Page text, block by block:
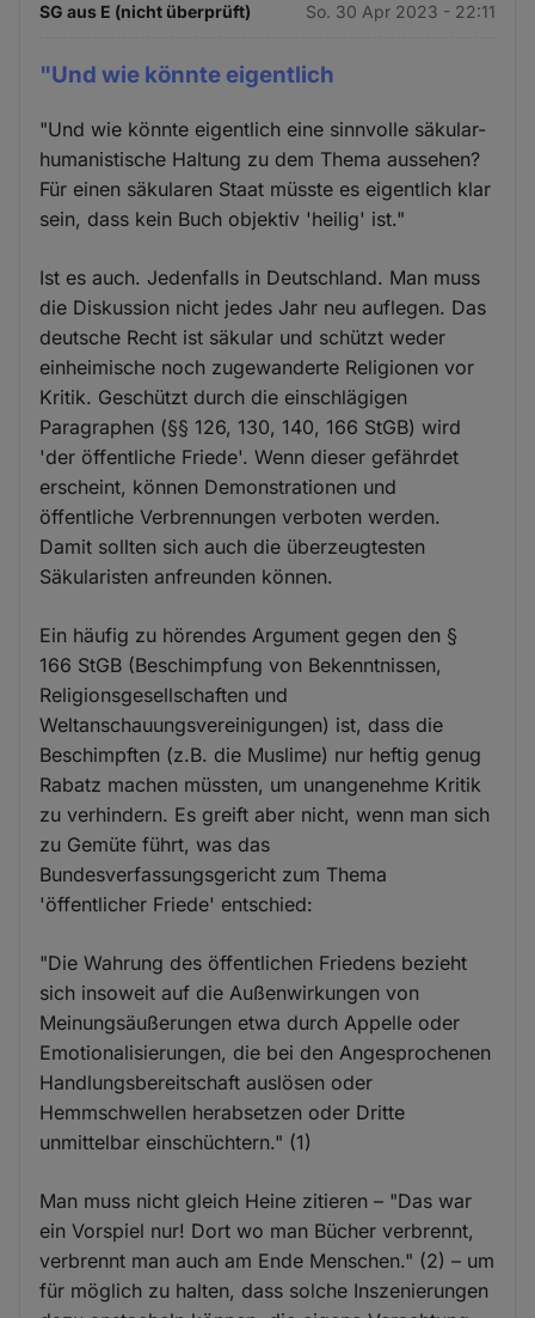
SG aus E (nicht überprüft) So. 30 Apr 2023 - 22:11
"Und wie könnte eigentlich
"Und wie könnte eigentlich eine sinnvolle säkular-
humanistische Haltung zu dem Thema aussehen?
Für einen säkularen Staat müsste es eigentlich klar
sein, dass kein Buch objektiv 'heilig' ist."
Ist es auch. Jedenfalls in Deutschland. Man muss
die Diskussion nicht jedes Jahr neu auflegen. Das
deutsche Recht ist säkular und schützt weder
einheimische noch zugewanderte Religionen vor
Kritik. Geschützt durch die einschlägigen
Paragraphen (§§ 126, 130, 140, 166 StGB) wird
'der öffentliche Friede'. Wenn dieser gefährdet
erscheint, können Demonstrationen und
öffentliche Verbrennungen verboten werden.
Damit sollten sich auch die überzeugtesten
Säkularisten anfreunden können.
Ein häufig zu hörendes Argument gegen den §
166 StGB (Beschimpfung von Bekenntnissen,
Religionsgesellschaften und
Weltanschauungsvereinigungen) ist, dass die
Beschimpften (z.B. die Muslime) nur heftig genug
Rabatz machen müssten, um unangenehme Kritik
zu verhindern. Es greift aber nicht, wenn man sich
zu Gemüte führt, was das
Bundesverfassungsgericht zum Thema
'öffentlicher Friede' entschied:
"Die Wahrung des öffentlichen Friedens bezieht
sich insoweit auf die Außenwirkungen von
Meinungsäußerungen etwa durch Appelle oder
Emotionalisierungen, die bei den Angesprochenen
Handlungsbereitschaft auslösen oder
Hemmschwellen herabsetzen oder Dritte
unmittelbar einschüchtern." (1)
Man muss nicht gleich Heine zitieren – "Das war
ein Vorspiel nur! Dort wo man Bücher verbrennt,
verbrennt man auch am Ende Menschen." (2) – um
für möglich zu halten, dass solche Inszenierungen